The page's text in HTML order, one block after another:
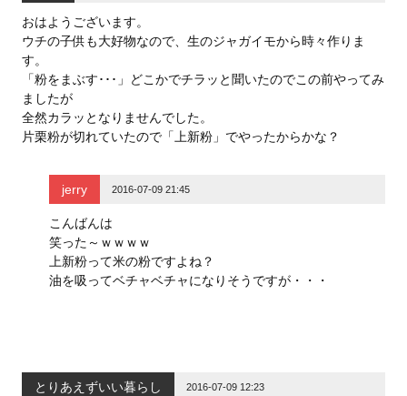
おはようございます。
ウチの子供も大好物なので、生のジャガイモから時々作りま
す。
「粉をまぶす･･･」どこかでチラッと聞いたのでこの前やってみ
ましたが
全然カラッとなりませんでした。
片栗粉が切れていたので「上新粉」でやったからかな？
jerry 2016-07-09 21:45
こんばんは
笑った～ｗｗｗｗ
上新粉って米の粉ですよね？
油を吸ってベチャベチャになりそうですが・・・
とりあえずいい暮らし 2016-07-09 12:23